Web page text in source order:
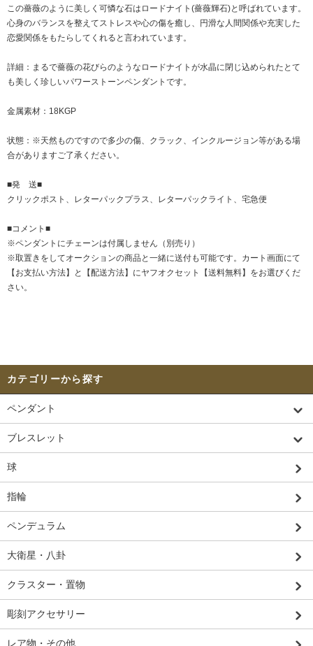
この薔薇のように美しく可憐な石はロードナイト(薔薇輝石)と呼ばれています。
心身のバランスを整えてストレスや心の傷を癒し、円滑な人間関係や充実した
恋愛関係をもたらしてくれると言われています。
詳細：まるで薔薇の花びらのようなロードナイトが水晶に閉じ込められたとて
も美しく珍しいパワーストーンペンダントです。
金属素材：18KGP
状態：※天然ものですので多少の傷、クラック、インクルージョン等がある場
合がありますご了承ください。
■発 送■
クリックポスト、レターパックプラス、レターパックライト、宅急便
■コメント■
※ペンダントにチェーンは付属しません（別売り）
※取置きをしてオークションの商品と一緒に送付も可能です。カート画面にて
【お支払い方法】と【配送方法】にヤフオクセット【送料無料】をお選びくだ
さい。
カテゴリーから探す
ペンダント
ブレスレット
球
指輪
ペンデュラム
大衛星・八卦
クラスター・置物
彫刻アクセサリー
レア物・その他